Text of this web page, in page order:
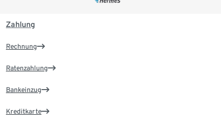
Zahlung
Rechnung
Ratenzahlung
Bankeinzug
Kreditkarte